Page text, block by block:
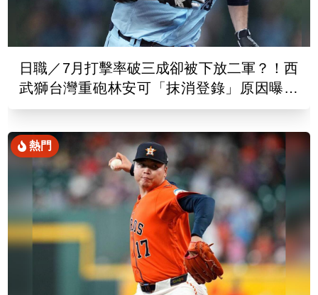
日職／7月打擊率破三成卻被下放二軍？！西
武獅台灣重砲林安可「抹消登錄」原因曝光
了
熱門